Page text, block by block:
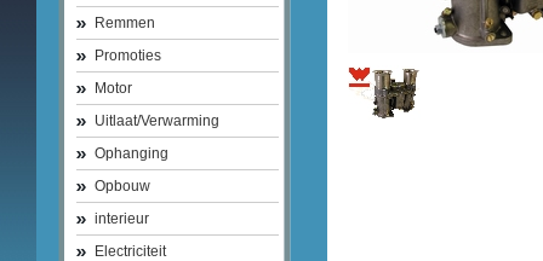
Remmen
Promoties
Motor
Uitlaat/Verwarming
Ophanging
Opbouw
interieur
Electriciteit